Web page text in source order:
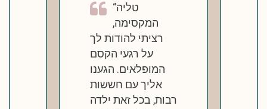
טליה
המקסימה,
רציתי להודות לך
על רגעי הקסם
המופלאים. הגענו
אליך עם חששות
רבות, בכל זאת ילדה